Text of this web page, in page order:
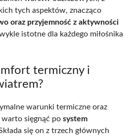
tych aspektów, znacząco
oraz przyjemność z aktywności
istotne dla każdego miłośnika
termiczny i
warunki termiczne oraz
sięgnąć po system
się on z trzech głównych